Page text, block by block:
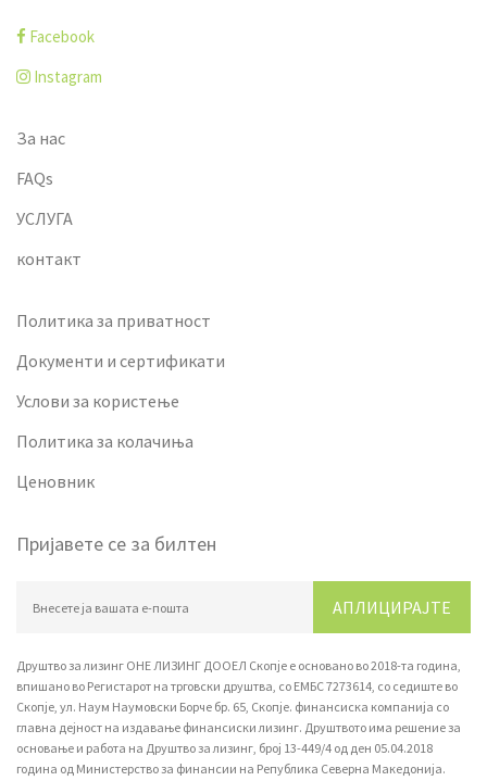
Facebook
Instagram
За нас
FAQs
УСЛУГА
контакт
Политика за приватност
Документи и сертификати
Услови за користење
Политика за колачиња
Ценовник
Пријавете се за билтен
АПЛИЦИРАЈТЕ
Друштво за лизинг ОНЕ ЛИЗИНГ ДООЕЛ Скопје е основано во 2018-та година,
впишано вo Регистарот на трговски друштва, со ЕМБС 7273614, со седиште во
Скопје, ул. Наум Наумовски Борче бр. 65, Скопје. финансиска компанија со
главна дејност на издавање финансиски лизинг. Друштвото има решение за
основање и работа на Друштво за лизинг, број 13-449/4 од ден 05.04.2018
година од Министерство за финансии на Република Северна Македонија.